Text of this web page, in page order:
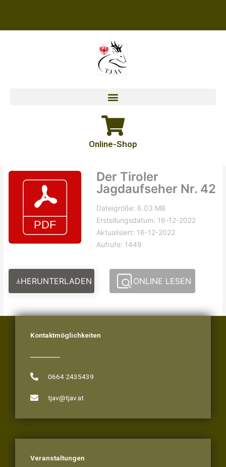
Online-Shop
Der Tiroler
Jagdaufseher Nr. 42
Dateigröße: 6.03 MB
Erstellungsdatum: 16-12-2022
Aktualisiert: 16-12-2022
Aufrufe: 1449
HERUNTERLADEN ONLINE LESEN
Kontaktmöglichkeiten
0664 2435439
tjav@tjav.at
Veranstaltungen